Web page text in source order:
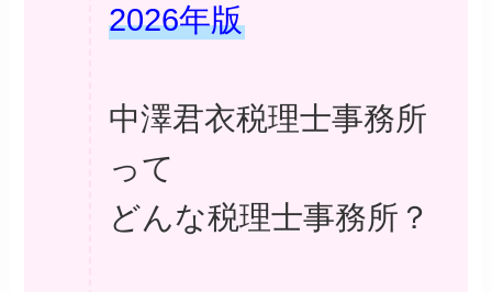
2026年版
中澤君衣税理士事務所
って
どんな税理士事務所？